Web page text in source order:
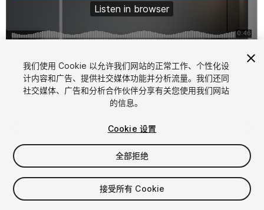
1/2
$49
增值税将在结算时计算
我们使用 Cookie 以允许我们网站的正常工作、个性化设
计内容和广告、提供社交媒体功能并分析流量。我们还同
社交媒体、广告和分析合作伙伴分享有关您使用我们网站
的信息。
Cookie 设置
全部拒绝
接受所有 Cookie